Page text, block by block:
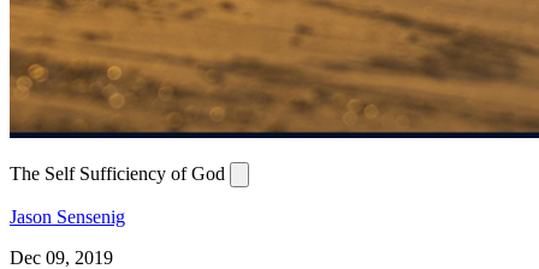
The Self Sufficiency of God
Jason Sensenig
Dec 09, 2019